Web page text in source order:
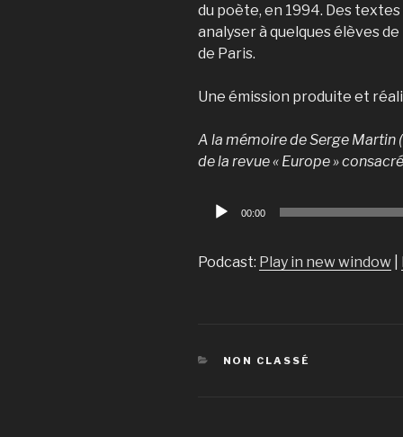
du poète, en 1994. Des
analyser à quelques élèves de
de Paris.
Une émission produite et
A la mémoire de Serge
de la revue « Europe »
Lecteur
00:00
Podcast: Play in new window
CATÉGORIES
NON CLASSÉ